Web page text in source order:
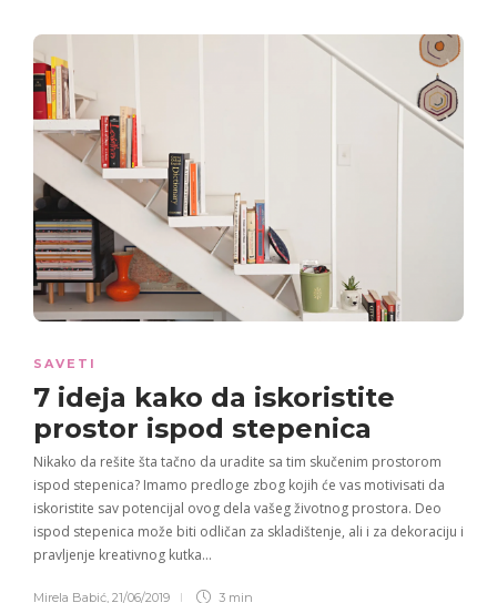
SAVETI
7 ideja kako da iskoristite
prostor ispod stepenica
Nikako da rešite šta tačno da uradite sa tim skučenim prostorom
ispod stepenica? Imamo predloge zbog kojih će vas motivisati da
iskoristite sav potencijal ovog dela vašeg životnog prostora. Deo
ispod stepenica može biti odličan za skladištenje, ali i za dekoraciju i
pravljenje kreativnog kutka…
Mirela Babić 21/06/2019 3 min